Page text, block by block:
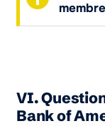
VI.
Bank of